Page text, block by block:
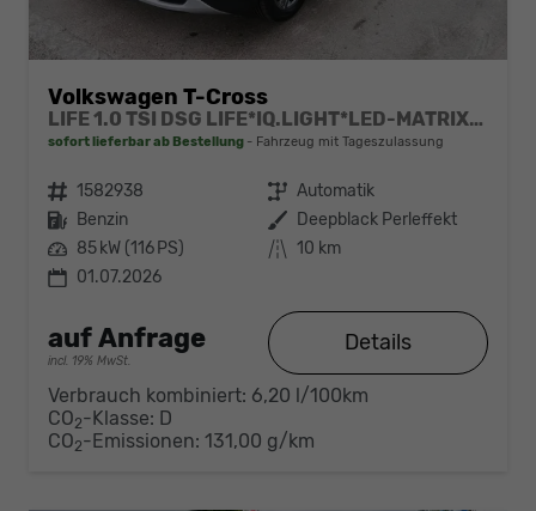
Volkswagen T-Cross
LIFE 1.0 TSI DSG LIFE*IQ.LIGHT*LED-MATRIX*KAMERA*ACC*SMARTLINK*PDC*LED*SHZ*TEMPOMAT*KLIMA*17-ZOLL
sofort lieferbar ab Bestellung Fahrzeug mit Tageszulassung
Fahrzeugnr. 1582938 Getriebe Automatik
Kraftstoff Benzin Außenfarbe Deepblack Perleffekt
Leistung 85 kW (116 PS) Kilometerstand 10 km
01.07.2026
auf Anfrage
incl. 19% MwSt.
Details
Verbrauch kombiniert: 6,20 l/100km
CO2-Klasse: D
CO2-Emissionen: 131,00 g/km